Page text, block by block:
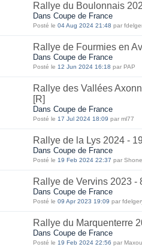
Rallye du Boulonnais
Dans Coupe de France
Posté le 04 Aug 2024 21:48 par
Rallye de Fourmies en
Dans Coupe de France
Posté le 12 Jun 2024 16:18 par PAP
Rallye des Vallées
[R]
Dans Coupe de France
Posté le 17 Jul 2024 18:09 par ml77
Rallye de la Lys 2024 -
Dans Coupe de France
Posté le 19 Feb 2024 22:37 par
Rallye de Vervins 2023 -
Dans Coupe de France
Posté le 09 Apr 2023 19:09 par
Rallye du Marquenterre
Dans Coupe de France
Posté le 19 Feb 2024 22:56 par